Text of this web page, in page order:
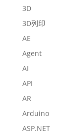
3D
3D列印
AE
Agent
AI
API
AR
Arduino
ASP.NET